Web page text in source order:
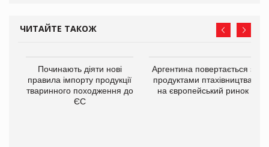
ЧИТАЙТЕ ТАКОЖ
Починають діяти нові
правила імпорту продукції
тваринного походження до
ЄС
Аргентина повертається з
продуктами птахівництва
на європейський ринок